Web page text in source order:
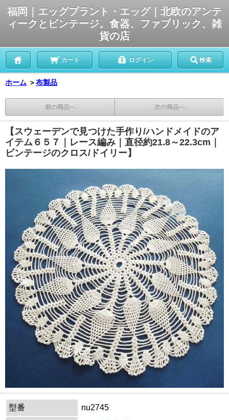
福岡｜エッグプラント・エッグ｜北欧のアンテ
ィークとビンテージ。食器、ファブリック、雑
貨の店
カート ログイン 検索
ホーム ＞布製品
前の商品へ 次の商品へ
【スウェーデンで見つけた手作り/ハンドメイドのア
イテム６５７｜レース編み｜直径約21.8～22.3cm｜
ビンテージのクロス/ドイリー】
型番
nu2745